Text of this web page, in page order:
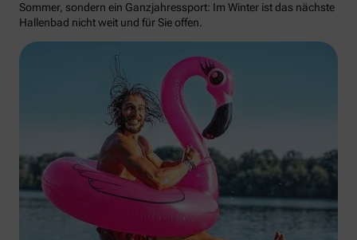
Sommer, sondern ein Ganzjahressport: Im Winter ist das nächste
Hallenbad nicht weit und für Sie offen.